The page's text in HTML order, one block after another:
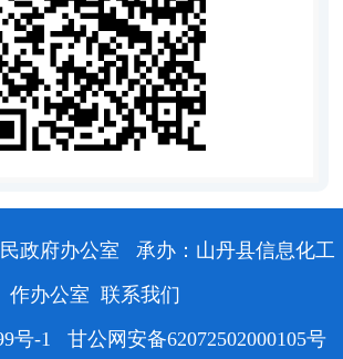
政府办公室
承办：山丹县信息化工
作办公室 联系我们
号-1
甘公网安备62072502000105号